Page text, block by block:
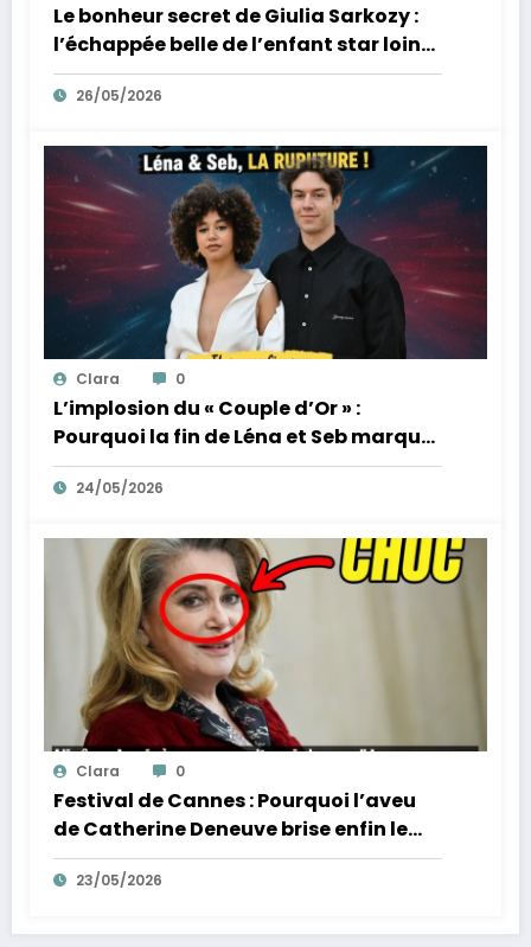
Le bonheur secret de Giulia Sarkozy :
l’échappée belle de l’enfant star loin
des tumultes familiaux.
26/05/2026
Clara 0
L’implosion du « Couple d’Or » :
Pourquoi la fin de Léna et Seb marque
la fin de l’innocence sur YouTube
24/05/2026
Clara 0
Festival de Cannes : Pourquoi l’aveu
de Catherine Deneuve brise enfin le
mythe de la Croisette
23/05/2026